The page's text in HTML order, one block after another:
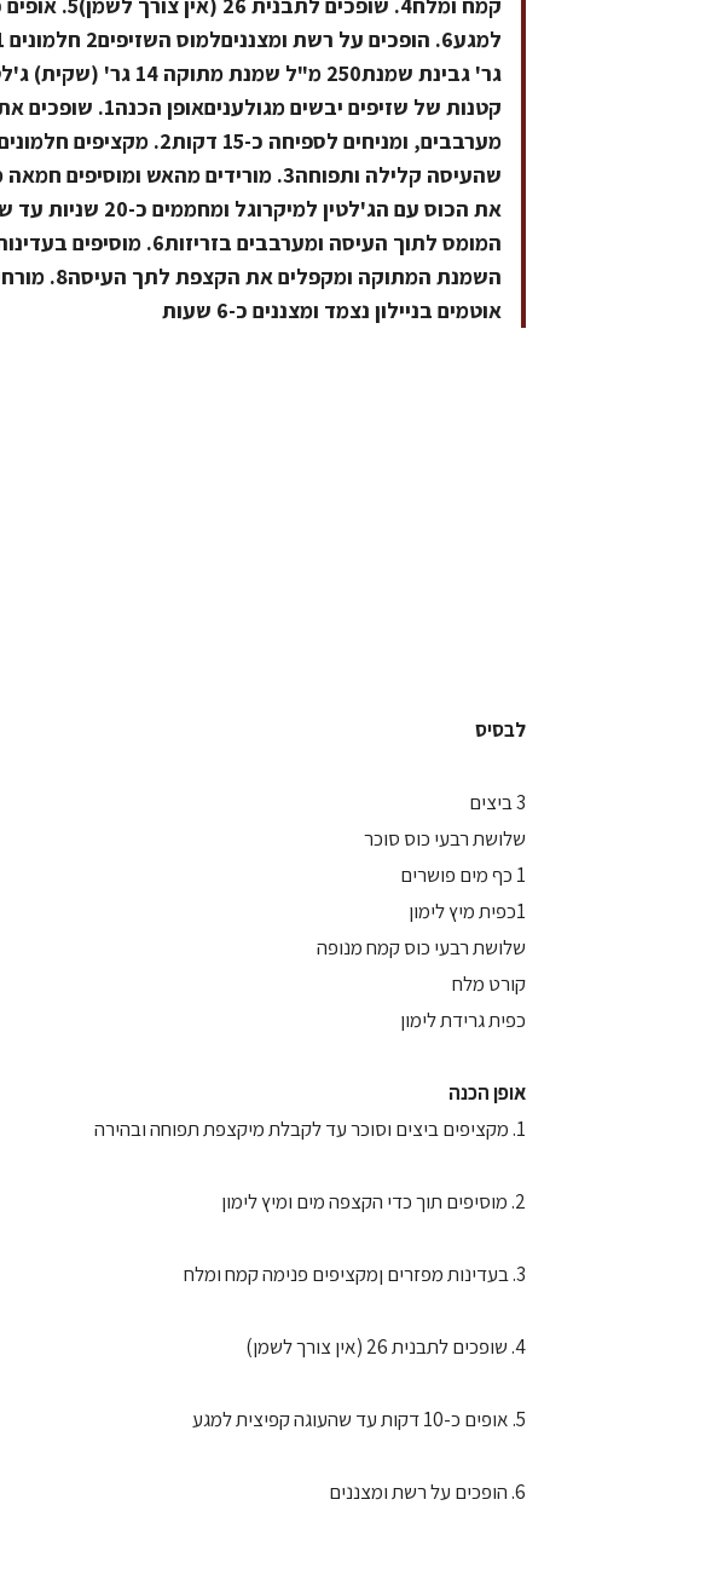
קטנות של שזיפים
מערבבים, ומניחים לספיחה כ-
אוטמים בניילון נצמד ומצננים כ-6 שעות
לבסיס
3 ביצים
שלושת רבעי כוס סוכר
1 כף מים פושרים
1כפית מיץ לימון
שלושת רבעי כוס קמח מנופה
קורט מלח
כפית גרידת לימון
אופן הכנה
1. מקציפים ביצים וסוכר עד לקבלת מיקצפת תפוחה ובהירה
2. מוסיפים תוך כדי הקצפה מים ומיץ לימון
3. בעדינות מפזרים ןמקציפים פנימה קמח ומלח
4. שופכים לתבנית 26 (אין צורך לשמן)
5. אופים כ-10 דקות עד שהעוגה קפיצית למגע
6. הופכים על רשת ומצננים